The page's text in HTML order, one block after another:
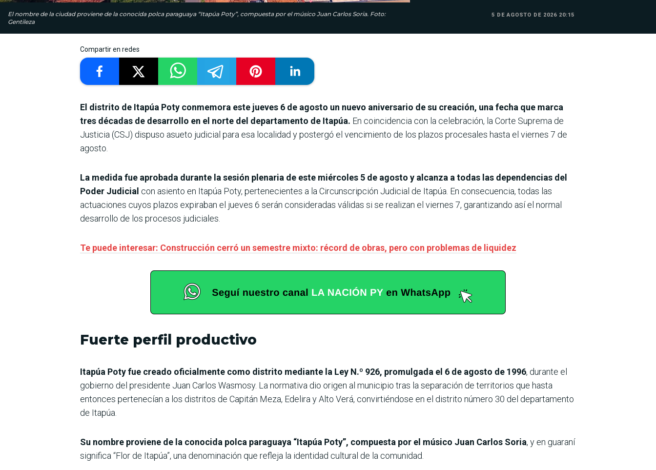
El nombre de la ciudad proviene de la conocida polca paraguaya “Itapúa Poty”, compuesta por el músico Juan Carlos Soria. Foto:
Gentileza
5 DE AGOSTO DE 2026 20:15
Compartir en redes
El distrito de Itapúa Poty conmemora este jueves 6 de agosto un nuevo aniversario de su creación, una fecha que marca
tres décadas de desarrollo en el norte del departamento de Itapúa. En coincidencia con la celebración, la Corte Suprema de
Justicia (CSJ) dispuso asueto judicial para esa localidad y postergó el vencimiento de los plazos procesales hasta el viernes 7 de
agosto.
La medida fue aprobada durante la sesión plenaria de este miércoles 5 de agosto y alcanza a todas las dependencias del
Poder Judicial con asiento en Itapúa Poty, pertenecientes a la Circunscripción Judicial de Itapúa. En consecuencia, todas las
actuaciones cuyos plazos expiraban el jueves 6 serán consideradas válidas si se realizan el viernes 7, garantizando así el normal
desarrollo de los procesos judiciales.
Te puede interesar: Construcción cerró un semestre mixto: récord de obras, pero con problemas de liquidez
Fuerte perfil productivo
Itapúa Poty fue creado oficialmente como distrito mediante la Ley N.º 926, promulgada el 6 de agosto de 1996, durante el
gobierno del presidente Juan Carlos Wasmosy. La normativa dio origen al municipio tras la separación de territorios que hasta
entonces pertenecían a los distritos de Capitán Meza, Edelira y Alto Verá, convirtiéndose en el distrito número 30 del departamento
de Itapúa.
Su nombre proviene de la conocida polca paraguaya “Itapúa Poty”, compuesta por el músico Juan Carlos Soria, y en guaraní
significa “Flor de Itapúa”, una denominación que refleja la identidad cultural de la comunidad.